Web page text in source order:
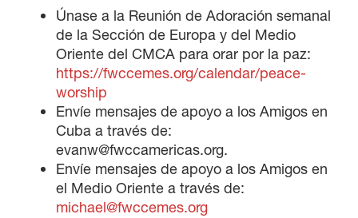
Únase a la Reunión de Adoración semanal
de la Sección de Europa y del Medio
Oriente del CMCA para orar por la paz:
https://fwccemes.org/calendar/peace-
worship
Envíe mensajes de apoyo a los Amigos en
Cuba a través de:
evanw@fwccamericas.org.
Envíe mensajes de apoyo a los Amigos en
el Medio Oriente a través de:
michael@fwccemes.org